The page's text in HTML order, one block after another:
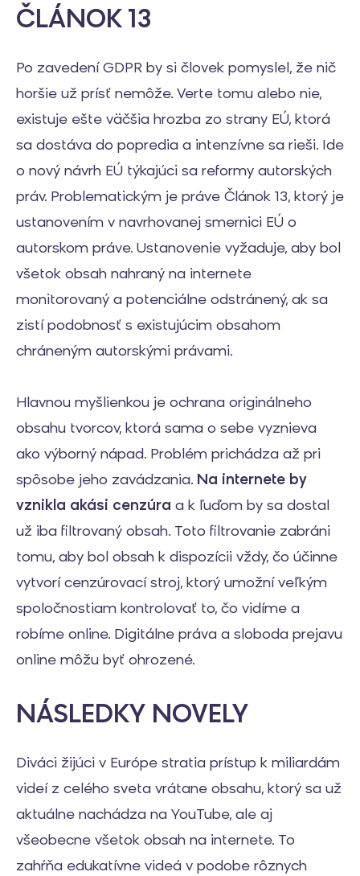
ČLÁNOK 13
Po zavedení GDPR by si človek pomyslel, že nič
horšie už prísť nemôže. Verte tomu alebo nie,
existuje ešte väčšia hrozba zo strany EÚ, ktorá
sa dostáva do popredia a intenzívne sa rieši. Ide
o nový návrh EÚ týkajúci sa reformy autorských
práv. Problematickým je práve Článok 13, ktorý je
ustanovením v navrhovanej smernici EÚ o
autorskom práve. Ustanovenie vyžaduje, aby bol
všetok obsah nahraný na internete
monitorovaný a potenciálne odstránený, ak sa
zistí podobnosť s existujúcim obsahom
chráneným autorskými právami.
Hlavnou myšlienkou je ochrana originálneho
obsahu tvorcov, ktorá sama o sebe vyznieva
ako výborný nápad. Problém prichádza až pri
spôsobe jeho zavádzania. Na internete by
vznikla akási cenzúra a k ľuďom by sa dostal
už iba filtrovaný obsah. Toto filtrovanie zabráni
tomu, aby bol obsah k dispozícii vždy, čo účinne
vytvorí cenzúrovací stroj, ktorý umožní veľkým
spoločnostiam kontrolovať to, čo vidíme a
robíme online. Digitálne práva a sloboda prejavu
online môžu byť ohrozené.
NÁSLEDKY NOVELY
Diváci žijúci v Európe stratia prístup k miliardám
videí z celého sveta vrátane obsahu, ktorý sa už
aktuálne nachádza na YouTube, ale aj
všeobecne všetok obsah na internete. To
zahŕňa edukatívne videá v podobe rôznych